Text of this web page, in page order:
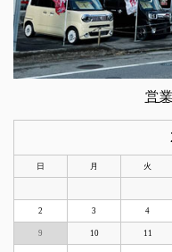
営
日 月 火
2 3 4
9 10 11